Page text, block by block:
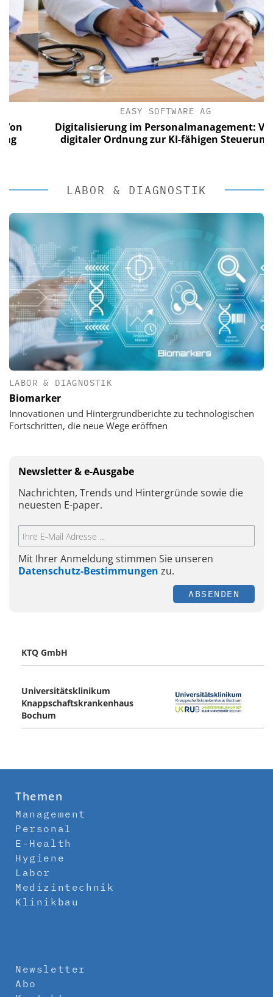
EASY SOFTWARE AG
Digitalisierung im Personalmanagement: Von
digitaler Ordnung zur KI-fähigen Steuerung
LABOR & DIAGNOSTIK
LABOR & DIAGNOSTIK
Biomarker
Innovationen und Hintergrundberichte zu technologischen
Fortschritten, die neue Wege eröffnen
Newsletter & e-Ausgabe
Nachrichten, Trends und Hintergründe sowie die
neuesten E-paper.
Mit Ihrer Anmeldung stimmen Sie unseren
Datenschutz-Bestimmungen zu.
ABSENDEN
KTQ GmbH
Universitätsklinikum
Knappschaftskrankenhaus
Bochum
Themen
Management
Personal
E-Health
Hygiene
Labor
Medizintechnik
Klinikbau
Newsletter
Abo